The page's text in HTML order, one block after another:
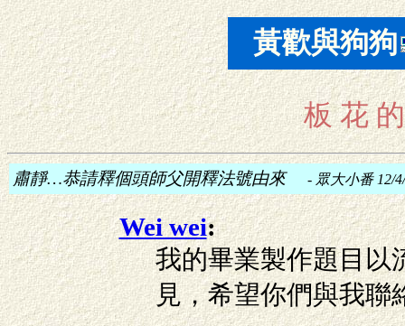
黃歡與狗狗
板 花
肅靜…恭請釋個頭師父開釋法號由來 - 眾大小番 12/
Wei wei:
我的畢業製作題目以
見，希望你們與我聯